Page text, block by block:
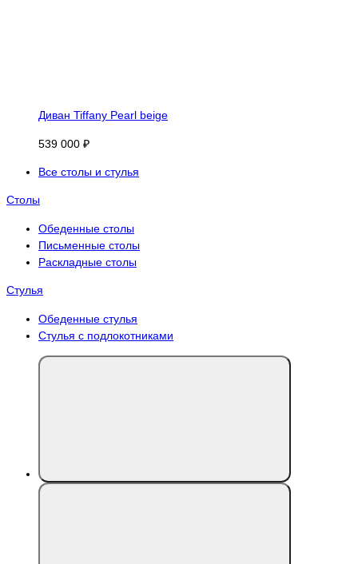
Диван Tiffany Pearl beige
539 000 ₽
Все столы и стулья
Столы
Обеденные столы
Письменные столы
Раскладные столы
Стулья
Обеденные стулья
Стулья с подлокотниками